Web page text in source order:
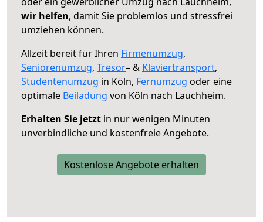
wir helfen, damit Sie problemlos und stressfrei
umziehen können.
Allzeit bereit für Ihren Firmenumzug,
Seniorenumzug, Tresor– & Klaviertransport,
Studentenumzug in Köln, Fernumzug oder eine
optimale Beiladung von Köln nach Lauchheim.
Erhalten Sie jetzt in nur wenigen Minuten
unverbindliche und kostenfreie Angebote.
Kostenlose Angebote erhalten